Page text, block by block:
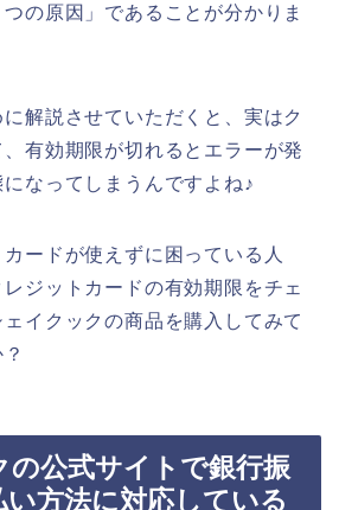
の原因」であることが分かりま
解説させていただくと、実はク
有効期限が切れるとエラーが発
なってしまうんですよね♪
ードが使えずに困っている人
ジットカードの有効期限をチェ
イクックの商品を購入してみて
の公式サイトで銀行振
い方法に対応している